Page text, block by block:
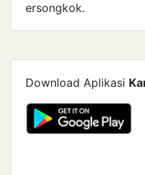
ersongkok.
Download Aplikasi